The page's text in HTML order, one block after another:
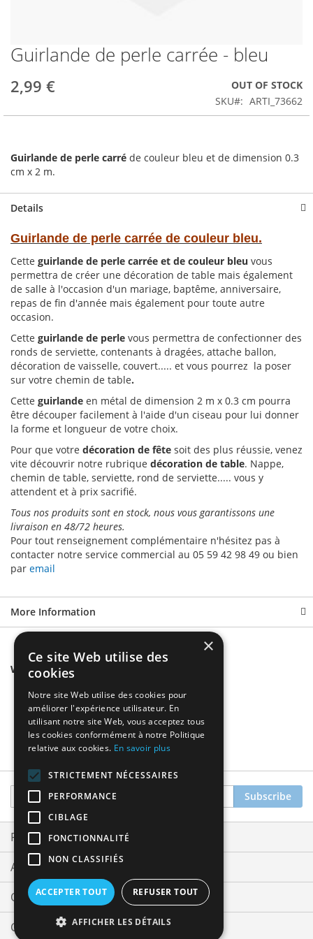
Skip
to
the
beginning
Guirlande de perle carrée - bleu
2,99 €
OUT OF STOCK
SKU
ARTI_73662
Guirlande de perle carré de couleur bleu et de dimension 0.3
cm x 2 m.
Details
Guirlande de perle carrée de couleur bleu.
Cette guirlande de perle carrée et de couleur bleu vous
permettra de créer une décoration de table mais également
de salle à l'occasion d'un mariage, baptême, anniversaire,
repas de fin d'année mais également pour toute autre
occasion.
Cette guirlande de perle vous permettra de confectionner des
ronds de serviette, contenants à dragées, attache ballon,
décoration de vaisselle, couvert..... et vous pourrez la poser
sur votre chemin de table.
Cette guirlande en métal de dimension 2 m x 0.3 cm pourra
être découper facilement à l'aide d'un ciseau pour lui donner
la forme et longueur de votre choix.
Pour que votre décoration de fête soit des plus réussie, venez
vite découvrir notre rubrique décoration de table. Nappe,
chemin de table, serviette, rond de serviette..... vous y
attendent et à prix sacrifié.
Tous nos produits sont en stock, nous vous garantissons une
livraison en 48/72 heures.
Pour tout renseignement complémentaire n'hésitez pas à
contacter notre service commercial au 05 59 42 98 49 ou bien
par email
More Information
We found other products you might like!
Sign
Up
for
Our
Newsletter:
Subscribe
Privacy and Cookie Policy
Advanced Search
Orders and Returns
Contact Us
×
Ce site Web utilise des
cookies
Notre site Web utilise des cookies pour
améliorer l'expérience utilisateur. En
utilisant notre site Web, vous acceptez tous
les cookies conformément à notre Politique
relative aux cookies. En savoir plus
STRICTEMENT NÉCESSAIRES
PERFORMANCE
CIBLAGE
FONCTIONNALITÉ
NON CLASSIFIÉS
ACCEPTER TOUT REFUSER TOUT
AFFICHER LES DÉTAILS